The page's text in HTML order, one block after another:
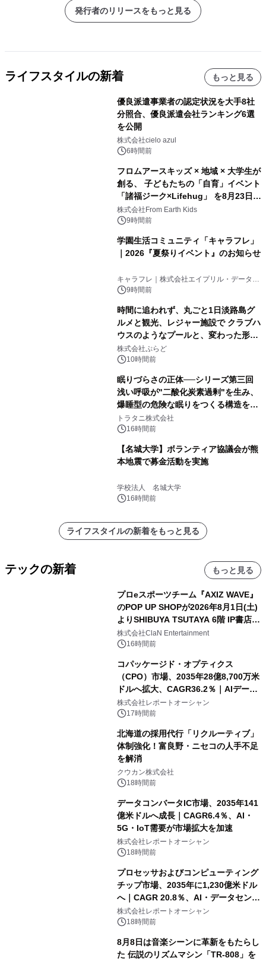
発行者のリリースをもっと見る
ライフスタイルの新着 もっと見る
優良派遣事業者の認定状況を大手8社
分照合、優良派遣会社ランキング6選
を公開
株式会社cielo azul
6時間前
フロムアースキッズ × 地域 × 大学生が
創る、 子どもたちの「自育」イベント
「諸福ジーク×Lifehug」 を8月23日
(日)開催
株式会社From Earth Kids
9時間前
学園生活コミュニティ「キャラフレ」
｜2026『夏祭りイベント』のお知らせ
キャラフレ｜株式会社エイプリル・データ・
デザインズ
9時間前
時間に追われず、丸ごと1日淡路島グ
ルメと観光、レジャー施設で クラブハ
ウスのようなプールと、変わった形の
サウナも 「THE BOXY AWAJI」のお
得な素泊まり連泊プランで
株式会社ぷらど
10時間前
眠りづらさの正体──シリーズ第三回
浅い呼吸が"二酸化炭素過剰"を生み、
爆睡型の危険な眠りをつくる構造を解
説
トラタニ株式会社
16時間前
【名城大学】ボランティア協議会が熊
本地震で募金活動を実施
学校法人 名城大学
16時間前
ライフスタイルの新着をもっと見る
テックの新着 もっと見る
プロeスポーツチーム『AXIZ WAVE』
のPOP UP SHOPが2026年8月1日(土)
よりSHIBUYA TSUTAYA 6階 IP書店で
開催決定！！
株式会社ClaN Entertainment
16時間前
コパッケージド・オプティクス
（CPO）市場、2035年28億8,700万米
ドルへ拡大、CAGR36.2％｜AIデータ
センター・高速光通信需要が成長を加
速
株式会社レポートオーシャン
17時間前
北海道の採用代行「リクルーティブ」
体制強化！富良野・ニセコの人手不足
を解消
クウカン株式会社
18時間前
データコンバータIC市場、2035年141
億米ドルへ成長｜CAGR6.4％、AI・
5G・IoT需要が市場拡大を加速
株式会社レポートオーシャン
18時間前
プロセッサおよびコンピューティング
チップ市場、2035年に1,230億米ドル
へ｜CAGR 20.8％、AI・データセンタ
ー需要が成長を牽引
株式会社レポートオーシャン
18時間前
8月8日は音楽シーンに革新をもたらし
た 伝説のリズムマシン「TR-808」を